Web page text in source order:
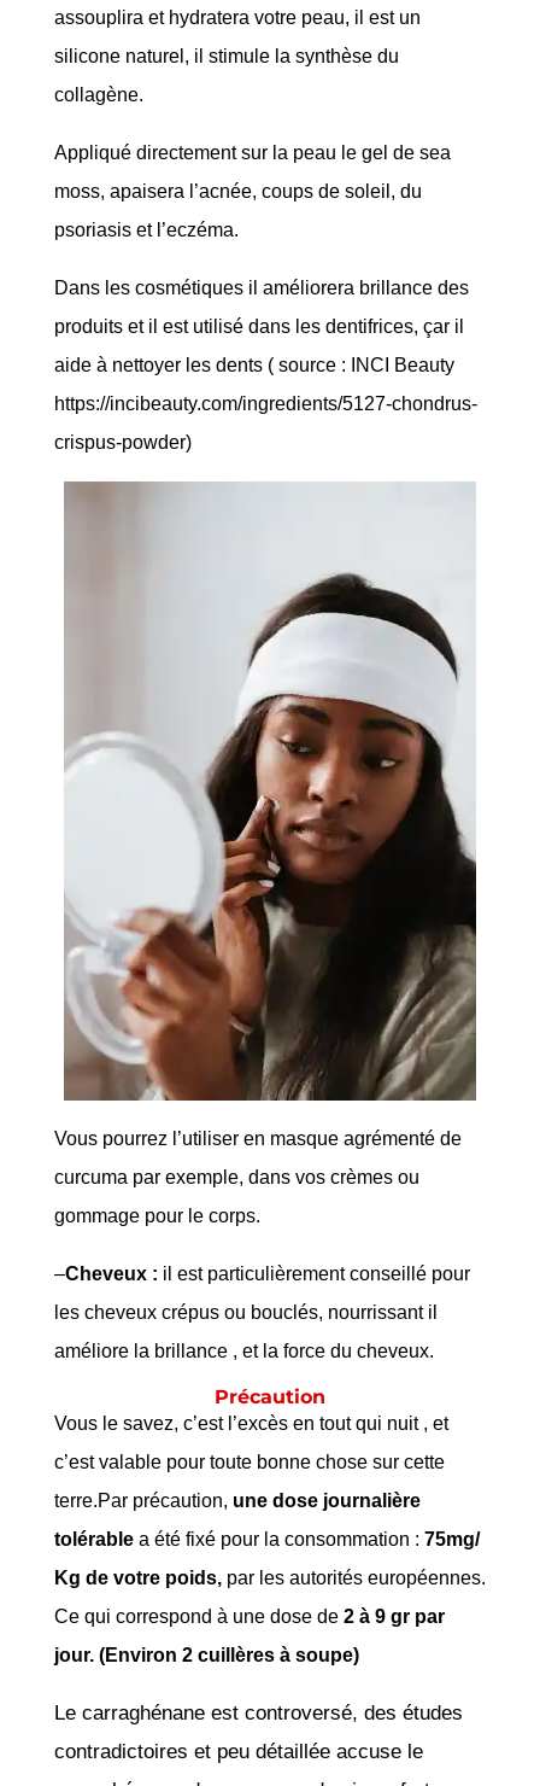
assouplira et hydratera votre peau, il est un
silicone naturel, il stimule la synthèse du
collagène.
Appliqué directement sur la peau le gel de sea
moss, apaisera l’acnée, coups de soleil, du
psoriasis et l’eczéma.
Dans les cosmétiques il améliorera brillance des
produits et il est utilisé dans les dentifrices, çar il
aide à nettoyer les dents ( source : INCI Beauty
https://incibeauty.com/ingredients/5127-chondrus-
crispus-powder)
Vous pourrez l’utiliser en masque agrémenté de
curcuma par exemple, dans vos crèmes ou
gommage pour le corps.
–Cheveux : il est particulièrement conseillé pour
les cheveux crépus ou bouclés, nourrissant il
améliore la brillance , et la force du cheveux.
Précaution
Vous le savez, c’est l’excès en tout qui nuit , et
c’est valable pour toute bonne chose sur cette
terre.Par précaution, une dose journalière
tolérable a été fixé pour la consommation : 75mg/
Kg de votre poids, par les autorités européennes.
Ce qui correspond à une dose de2 à 9 gr par
jour. (Environ 2 cuillères à soupe)
Le carraghénane est controversé, des études
contradictoires et peu détaillée accuse le